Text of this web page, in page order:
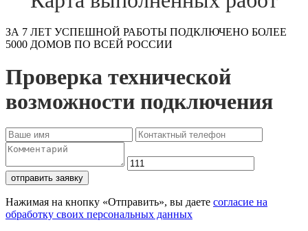
ЗА 7 ЛЕТ УСПЕШНОЙ РАБОТЫ ПОДКЛЮЧЕНО БОЛЕЕ
5000 ДОМОВ ПО ВСЕЙ РОССИИ
Проверка технической
возможности подключения
отправить заявку
Нажимая на кнопку «Отправить», вы даете согласие на
обработку своих персональных данных